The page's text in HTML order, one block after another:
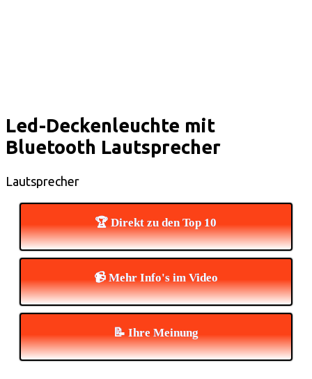
Led-Deckenleuchte mit
Bluetooth Lautsprecher
Lautsprecher
🏆 Direkt zu den Top 10
📹 Mehr Info's im Video
📝 Ihre Meinung